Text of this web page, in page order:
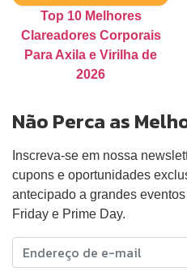
Top 10 Melhores
Clareadores Corporais
Para Axila e Virilha de
2026
Não Perca as
Inscreva-se em nossa
cupons e oportunidades
antecipado a grandes
Friday e Prime Day.